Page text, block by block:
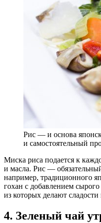
Рис — и основа
и самостоятельный
Миска риса подается к
и масла. Рис —
например, традиционного
гохан с добавлением
из которых делают
4. Зеленый чай